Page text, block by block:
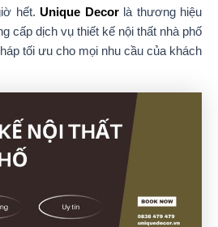
hết.Unique Decorlà thương hiệu
cấp dịch vụ thiết kế nội thất nhà phố
tối ưu cho mọi nhu cầu của khách